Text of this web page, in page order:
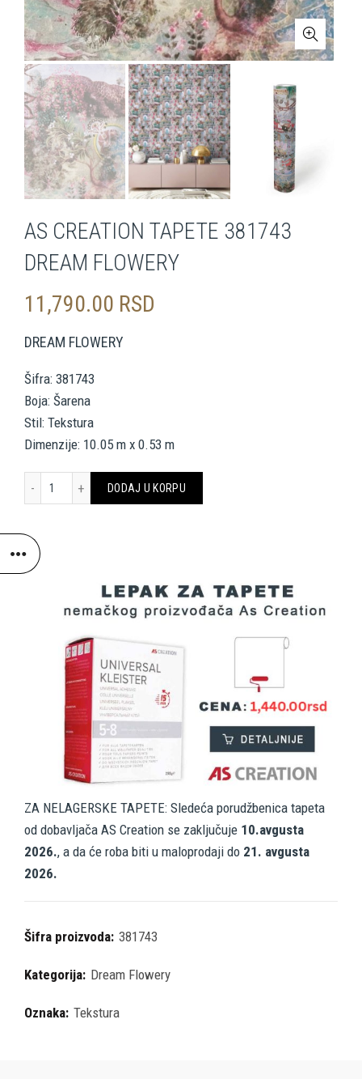
AS CREATION TAPETE 381743
DREAM FLOWERY
11,790.00 RSD
DREAM FLOWERY
Šifra: 381743
Boja: Šarena
Stil: Tekstura
Dimenzije: 10.05 m x 0.53 m
DODAJ U KORPU
ZA NELAGERSKE TAPETE: Sledeća porudžbenica tapeta
od dobavljača AS Creation se zaključuje 10.avgusta
2026., a da će roba biti u maloprodaji do 21. avgusta
2026.
Šifra proizvoda: 381743
Kategorija: Dream Flowery
Oznaka: Tekstura